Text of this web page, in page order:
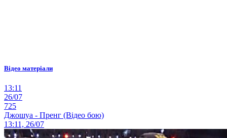
Відео матеріали
13:11
26/07
725
Джошуа - Пренг (Відео бою)
13:11, 26/07